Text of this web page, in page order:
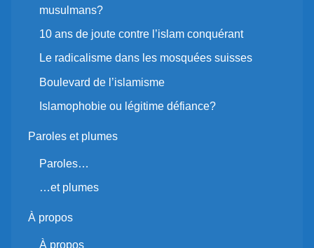
musulmans?
10 ans de joute contre l’islam conquérant
Le radicalisme dans les mosquées suisses
Boulevard de l’islamisme
Islamophobie ou légitime défiance?
Paroles et plumes
Paroles…
…et plumes
À propos
À propos